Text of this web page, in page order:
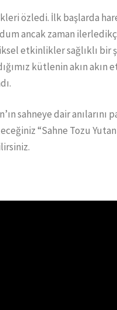
özledi. İlk başlarda
ancak zaman
etkinlikler sağlıklı bir
kütlenin akın
sahneye dair anılarını
“Sahne Tozu